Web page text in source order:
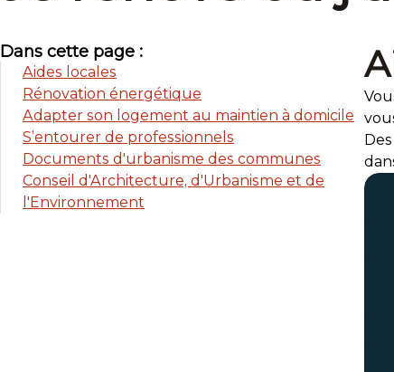
Dans cette page :
Aides locales
Rénovation énergétique
Adapter son logement au maintien à domicile
S’entourer de professionnels
Documents d'urbanisme des communes
Conseil d'Architecture, d'Urbanisme et de
l'Environnement